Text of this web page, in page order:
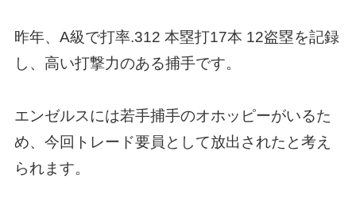
昨年、A級で打率.312 本塁打17本 12盗塁を記録
し、高い打撃力のある捕手です。
エンゼルスには若手捕手のオホッピーがいるた
め、今回トレード要員として放出されたと考え
られます。